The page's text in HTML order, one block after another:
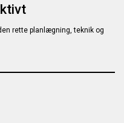
rette planlægning, teknik og